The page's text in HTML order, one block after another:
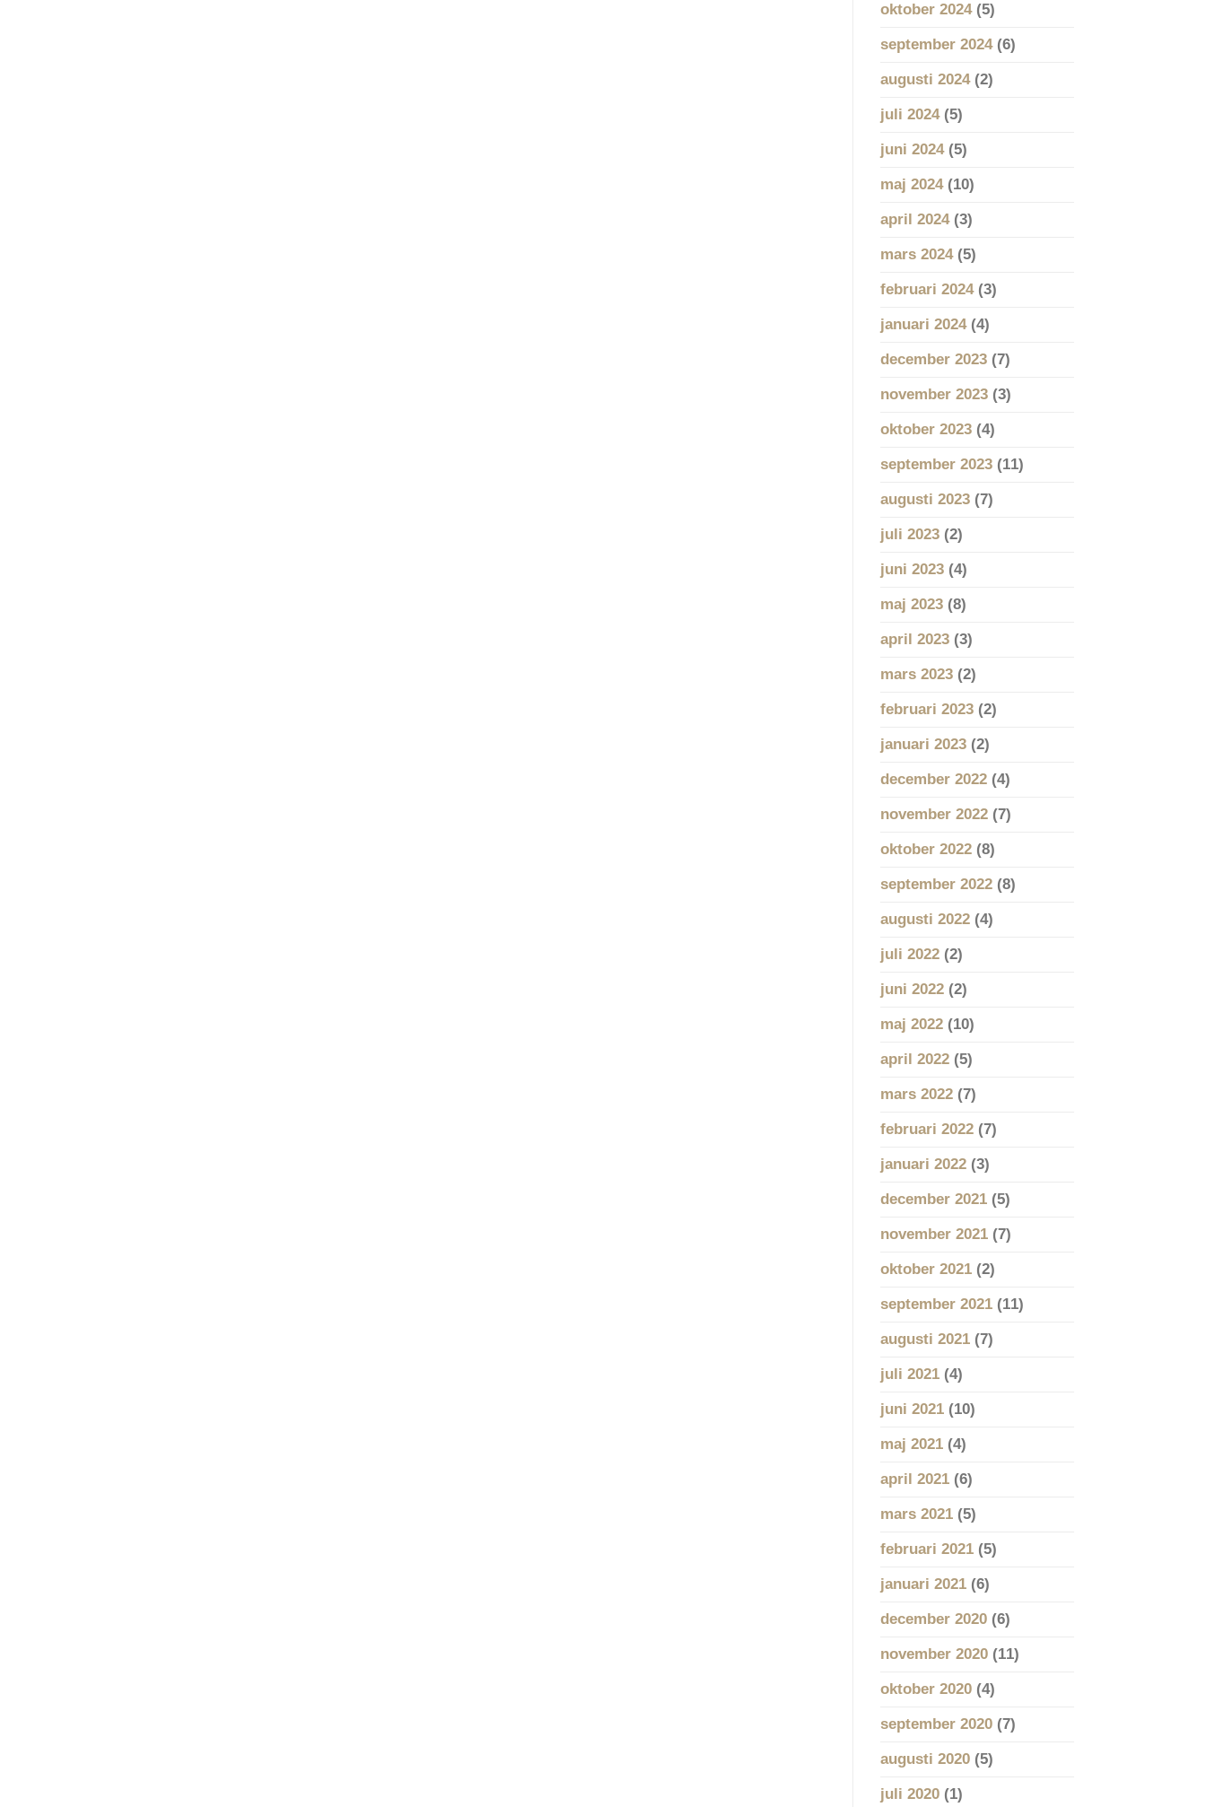
oktober 2024(5)
september 2024(6)
augusti 2024(2)
juli 2024(5)
juni 2024(5)
maj 2024(10)
april 2024(3)
mars 2024(5)
februari 2024(3)
januari 2024(4)
december 2023(7)
november 2023(3)
oktober 2023(4)
september 2023(11)
augusti 2023(7)
juli 2023(2)
juni 2023(4)
maj 2023(8)
april 2023(3)
mars 2023(2)
februari 2023(2)
januari 2023(2)
december 2022(4)
november 2022(7)
oktober 2022(8)
september 2022(8)
augusti 2022(4)
juli 2022(2)
juni 2022(2)
maj 2022(10)
april 2022(5)
mars 2022(7)
februari 2022(7)
januari 2022(3)
december 2021(5)
november 2021(7)
oktober 2021(2)
september 2021(11)
augusti 2021(7)
juli 2021(4)
juni 2021(10)
maj 2021(4)
april 2021(6)
mars 2021(5)
februari 2021(5)
januari 2021(6)
december 2020(6)
november 2020(11)
oktober 2020(4)
september 2020(7)
augusti 2020(5)
juli 2020(1)